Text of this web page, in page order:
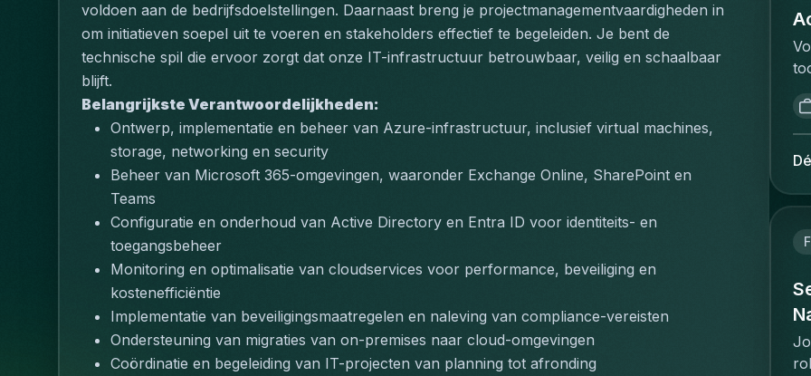
voldoen aan de bedrijfsdoelstellingen. Daarnaast breng je projectmanagementvaardigheden in
om initiatieven soepel uit te voeren en stakeholders effectief te begeleiden. Je bent de
technische spil die ervoor zorgt dat onze IT-infrastructuur betrouwbaar, veilig en schaalbaar
blijft.
Belangrijkste Verantwoordelijkheden:
Ontwerp, implementatie en beheer van Azure-infrastructuur, inclusief virtual machines,
storage, networking en security
Beheer van Microsoft 365-omgevingen, waaronder Exchange Online, SharePoint en
Teams
Configuratie en onderhoud van Active Directory en Entra ID voor identiteits- en
toegangsbeheer
Monitoring en optimalisatie van cloudservices voor performance, beveiliging en
kostenefficiëntie
Implementatie van beveiligingsmaatregelen en naleving van compliance-vereisten
Ondersteuning van migraties van on-premises naar cloud-omgevingen
Coördinatie en begeleiding van IT-projecten van planning tot afronding
is